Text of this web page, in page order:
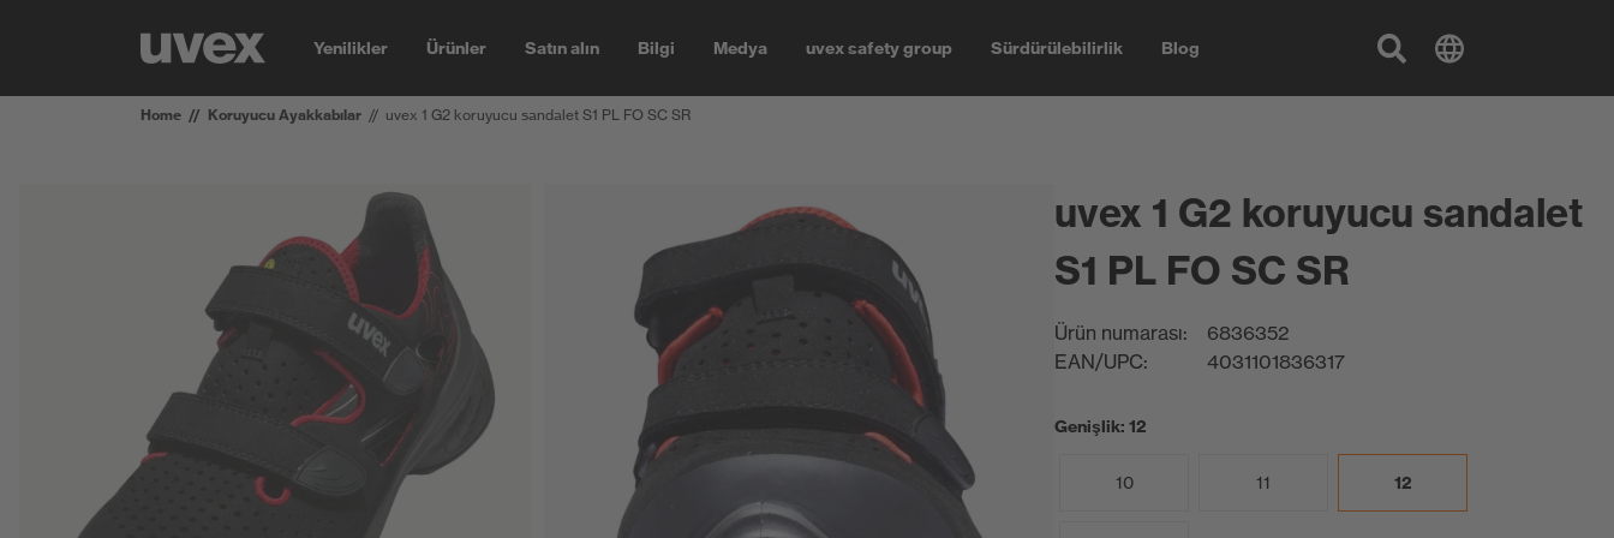
Yenilikler Ürünler Satın alın Bilgi Medya uvex safety group Sürdürülebilirlik Blog
Home Koruyucu Ayakkabılar uvex 1 G2 koruyucu sandalet S1 PL FO SC SR
uvex 1 G2 koruyucu sandalet
S1 PL FO SC SR
Ürün numarası:
6836352
EAN/UPC:
4031101836317
Genişlik: 12
10 11 12